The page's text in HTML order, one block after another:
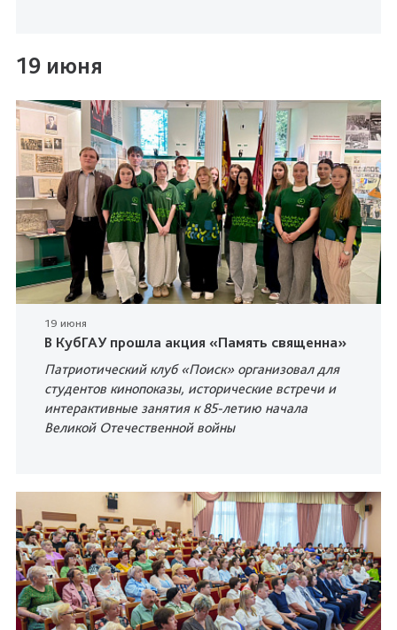
19 июня
19 июня
В КубГАУ прошла акция «Память священна»
Патриотический клуб «Поиск» организовал для
студентов кинопоказы, исторические встречи и
интерактивные занятия к 85-летию начала
Великой Отечественной войны